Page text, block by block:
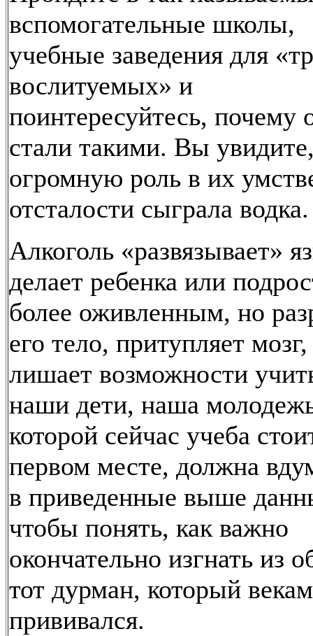
вспомогательные школы,
учебные заведения для
вослитуемых» и
поинтересуйтесь, почему
стали такими. Вы
огромную роль в их
отсталости сыграла водка.
Алкоголь «развязывает»
делает ребенка или
более оживленным, но
его тело, притупляет мозг,
лишает возможности
наши дети, наша
которой сейчас учеба
первом месте, должна
в приведенные выше
чтобы понять, как важно
окончательно изгнать из
тот дурман, который
прививался.